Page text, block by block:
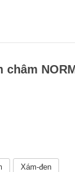
châm
Xám-đen